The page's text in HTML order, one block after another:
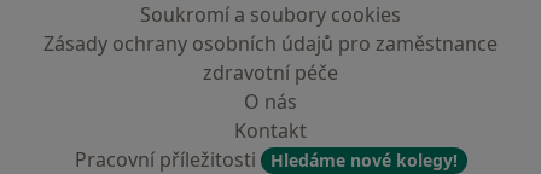
Soukromí a soubory cookies
Zásady ochrany osobních údajů pro zaměstnance
zdravotní péče
O nás
Kontakt
Pracovní příležitosti
Hledáme nové kolegy!